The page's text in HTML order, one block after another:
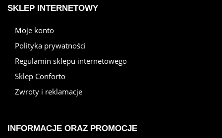
SKLEP INTERNETOWY
Moje konto
Polityka prywatności
Regulamin sklepu internetowego
Sklep Conforto
Zwroty i reklamacje
INFORMACJE ORAZ PROMOCJE